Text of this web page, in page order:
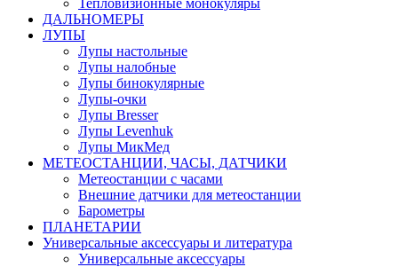
Тепловизионные монокуляры
ДАЛЬНОМЕРЫ
ЛУПЫ
Лупы настольные
Лупы налобные
Лупы бинокулярные
Лупы-очки
Лупы Bresser
Лупы Levenhuk
Лупы МикМед
МЕТЕОСТАНЦИИ, ЧАСЫ, ДАТЧИКИ
Метеостанции с часами
Внешние датчики для метеостанции
Барометры
ПЛАНЕТАРИИ
Универсальные аксессуары и литература
Универсальные аксессуары